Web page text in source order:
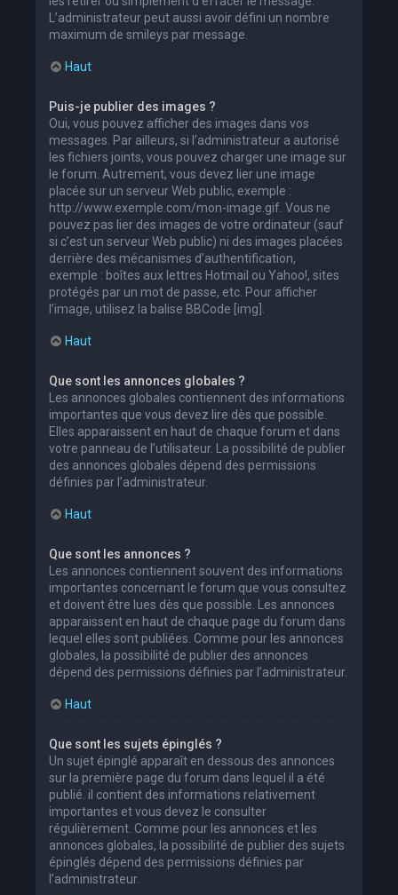
L’administrateur peut aussi avoir défini un nombre
maximum de smileys par message.
Haut
Puis-je publier des images ?
Oui, vous pouvez afficher des images dans vos
messages. Par ailleurs, si l’administrateur a autorisé
les fichiers joints, vous pouvez charger une image sur
le forum. Autrement, vous devez lier une image
placée sur un serveur Web public, exemple :
http://www.exemple.com/mon-image.gif. Vous ne
pouvez pas lier des images de votre ordinateur (sauf
si c’est un serveur Web public) ni des images placées
derrière des mécanismes d’authentification,
exemple : boîtes aux lettres Hotmail ou Yahoo!, sites
protégés par un mot de passe, etc. Pour afficher
l’image, utilisez la balise BBCode [img].
Haut
Que sont les annonces globales ?
Les annonces globales contiennent des informations
importantes que vous devez lire dès que possible.
Elles apparaissent en haut de chaque forum et dans
votre panneau de l’utilisateur. La possibilité de publier
des annonces globales dépend des permissions
définies par l’administrateur.
Haut
Que sont les annonces ?
Les annonces contiennent souvent des informations
importantes concernant le forum que vous consultez
et doivent être lues dès que possible. Les annonces
apparaissent en haut de chaque page du forum dans
lequel elles sont publiées. Comme pour les annonces
globales, la possibilité de publier des annonces
dépend des permissions définies par l’administrateur.
Haut
Que sont les sujets épinglés ?
Un sujet épinglé apparaît en dessous des annonces
sur la première page du forum dans lequel il a été
publié. il contient des informations relativement
importantes et vous devez le consulter
régulièrement. Comme pour les annonces et les
annonces globales, la possibilité de publier des sujets
épinglés dépend des permissions définies par
l’administrateur.